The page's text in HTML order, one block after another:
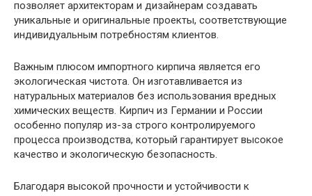
позволяет архитекторам и дизайнерам создавать
уникальные и оригинальные проекты, соответствующие
индивидуальным потребностям клиентов.
Важным плюсом импортного кирпича является его
экологическая чистота. Он изготавливается из
натуральных материалов без использования вредных
химических веществ. Кирпич из Германии и России
особенно популяр из-за строго контролируемого
процесса производства, который гарантирует высокое
качество и экологическую безопасность.
Благодаря высокой прочности и устойчивости к